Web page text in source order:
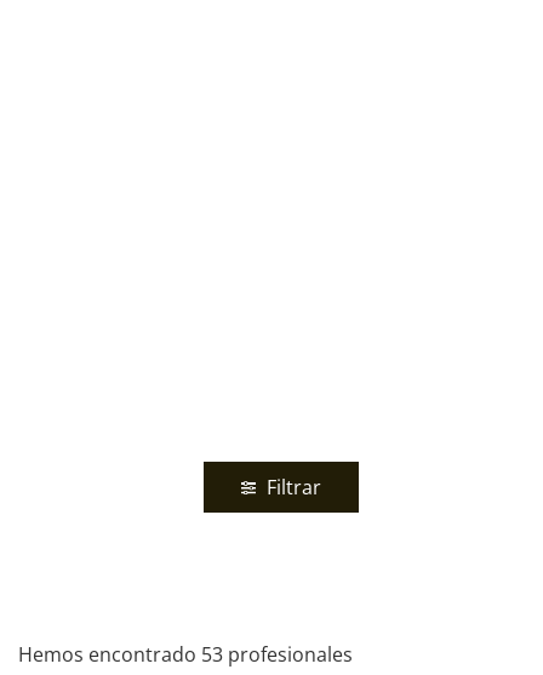
Filtrar
Hemos encontrado 53 profesionales